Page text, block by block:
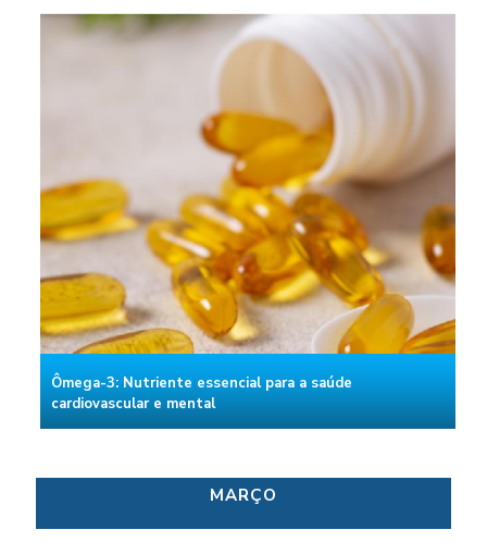
Ômega-3: Nutriente essencial para a saúde
cardiovascular e mental
MARÇO